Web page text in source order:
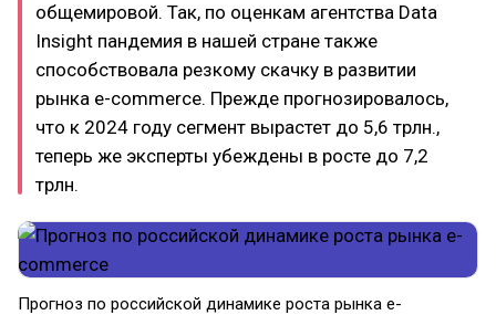
общемировой. Так, по оценкам агентства Data
Insight пандемия в нашей стране также
способствовала резкому скачку в развитии
рынка e-commerce. Прежде прогнозировалось,
что к 2024 году сегмент вырастет до 5,6 трлн.,
теперь же эксперты убеждены в росте до 7,2
трлн.
Прогноз по российской динамике роста рынка e-